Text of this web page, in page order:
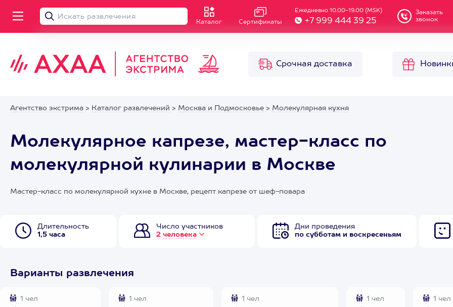
Каталог Сертификаты
Ежедневно 10.00-19.00 (MSK)
+7 999 444 39 25
Заказать
звонок
Срочная доставка
Агентство экстрима > Каталог развлечений > Москва и Подмосковье > Молекулярная кухня
Молекулярное капрезе, мастер-класс по
молекулярной кулинарии в Москве
Мастер-класс по молекулярной кухне в Москве, рецепт капрезе от шеф-повара
Длительность
1,5 часа
Число участников
2 человека
Дни проведения
по субботам и воскресеньям
Варианты развлечения
1 чел
1 чел
1 чел
1 чел
1 чел